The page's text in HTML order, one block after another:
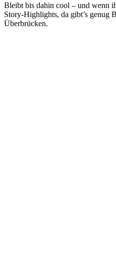
Bleibt bis dahin cool – und wenn
Story-Highlights, da gibt’s genug
Überbrücken.